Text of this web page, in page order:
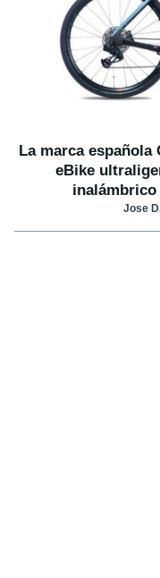
La marca española
eBike
Jose